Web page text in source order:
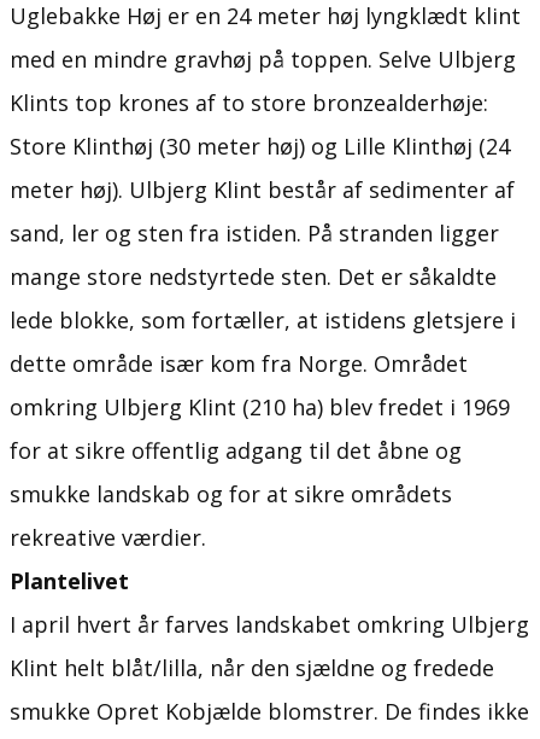
Uglebakke Høj er en 24 meter høj lyngklædt klint
med en mindre gravhøj på toppen. Selve Ulbjerg
Klints top krones af to store bronzealderhøje:
Store Klinthøj (30 meter høj) og Lille Klinthøj (24
meter høj). Ulbjerg Klint består af sedimenter af
sand, ler og sten fra istiden. På stranden ligger
mange store nedstyrtede sten. Det er såkaldte
lede blokke, som fortæller, at istidens gletsjere i
dette område især kom fra Norge. Området
omkring Ulbjerg Klint (210 ha) blev fredet i 1969
for at sikre offentlig adgang til det åbne og
smukke landskab og for at sikre områdets
rekreative værdier.
Plantelivet
I april hvert år farves landskabet omkring Ulbjerg
Klint helt blåt/lilla, når den sjældne og fredede
smukke Opret Kobjælde blomstrer. De findes ikke